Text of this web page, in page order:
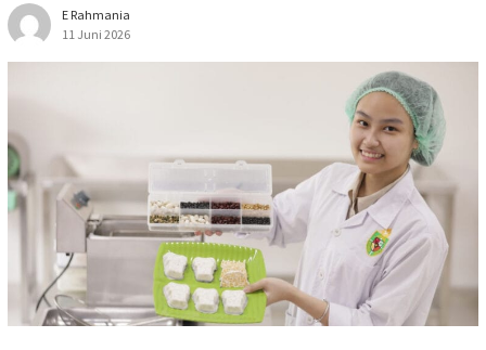
E Rahmania
11 Juni 2026